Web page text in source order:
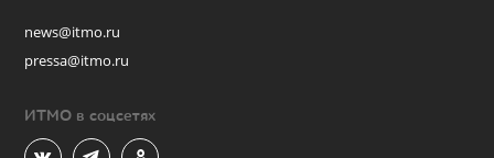
news@itmo.ru
pressa@itmo.ru
ИТМО в соцсетях